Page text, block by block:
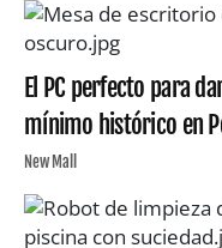
El PC perfecto para
mínimo histórico en
New Mall